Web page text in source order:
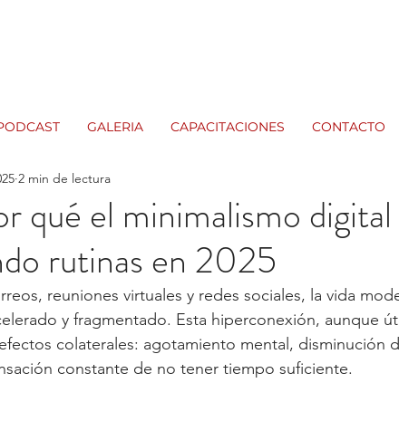
GALERIA CAPACITACIONES CONTACTO
qué el minimalismo
rutinas en 2025
2 min de lectura
reuniones virtuales y redes sociales, la vida
y fragmentado. Esta hiperconexión, aunque
colaterales: agotamiento mental, disminución
constante de no tener tiempo suficiente.